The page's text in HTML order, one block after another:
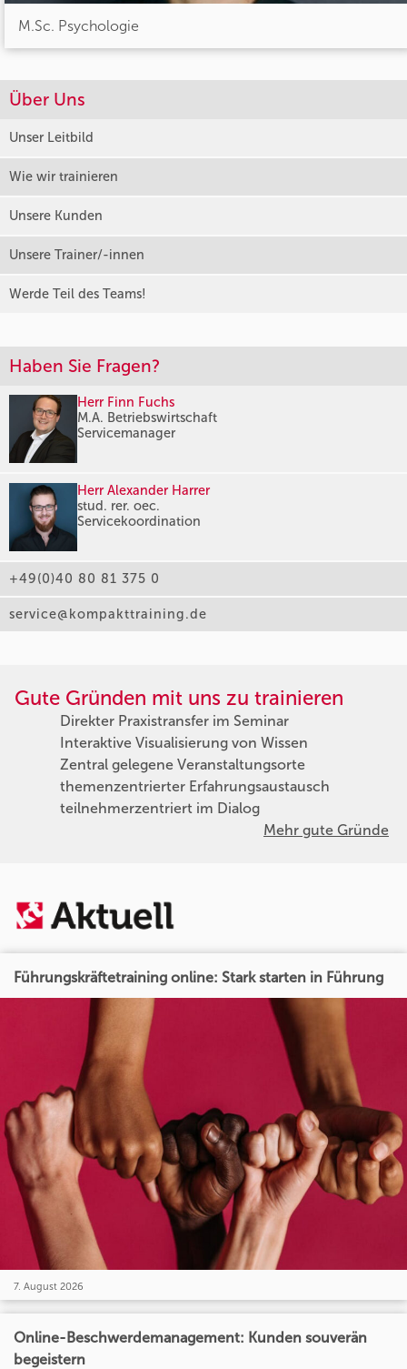
Haben Sie Fragen?
Herr Finn Fuchs
M.A. Betriebswirtschaft
Servicemanager
Herr Alexander Harrer
stud. rer. oec.
Servicekoordination
+49(0)40 80 81 375 0
service@kompakttraining.de
Über Uns
Unser Leitbild
Wie wir trainieren
Unsere Kunden
Unsere Trainer/-innen
Werde Teil des Teams!
M.Sc. Psychologie
Gute Gründen mit uns zu trainieren
Direkter Praxistransfer im Seminar
Interaktive Visualisierung von Wissen
Zentral gelegene Veranstaltungsorte
themenzentrierter Erfahrungsaustausch
teilnehmerzentriert im Dialog
Mehr gute Gründe
Führungskräftetraining online: Stark starten in Führung
7. August 2026
Online-Beschwerdemanagement: Kunden souverän
begeistern